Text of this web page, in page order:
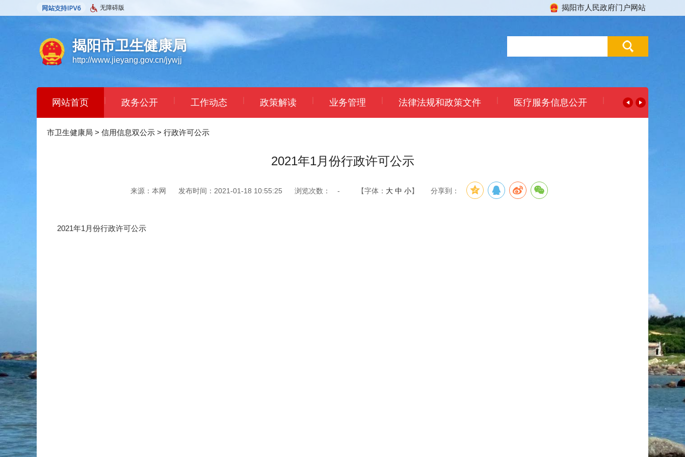
无障碍版 揭阳市人民政府门户网站
揭阳市卫生健康局
http://www.jieyang.gov.cn/jywjj
网站首页 | 政务公开 | 工作动态 | 政策解读 | 业务管理 | 法律法规和政策文件 | 医疗服务信息公开 |
依申请公开 | 民意征集 | 办事指南
市卫生健康局 > 信用信息双公示 > 行政许可公示
2021年1月份行政许可公示
来源：本网 发布时间：2021-01-18 10:55:25 浏览次数： - 【字体： 大 中 小】 分享到：
2021年1月份行政许可公示